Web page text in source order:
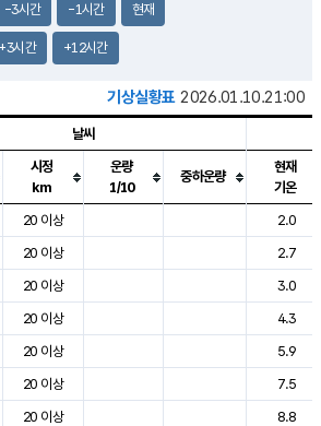
-3시간 -1시간 현재
+3시간 +12시간
기상실황표 2026.01.10.21:00
, 날씨, 기온, 강수, 바람, 기압등을 안내한 표입
날씨
시정
km
운량
1/10
중하운량
현재
기온
20 이상
2.0
20 이상
2.7
20 이상
3.0
20 이상
4.3
20 이상
5.9
20 이상
7.5
20 이상
8.8